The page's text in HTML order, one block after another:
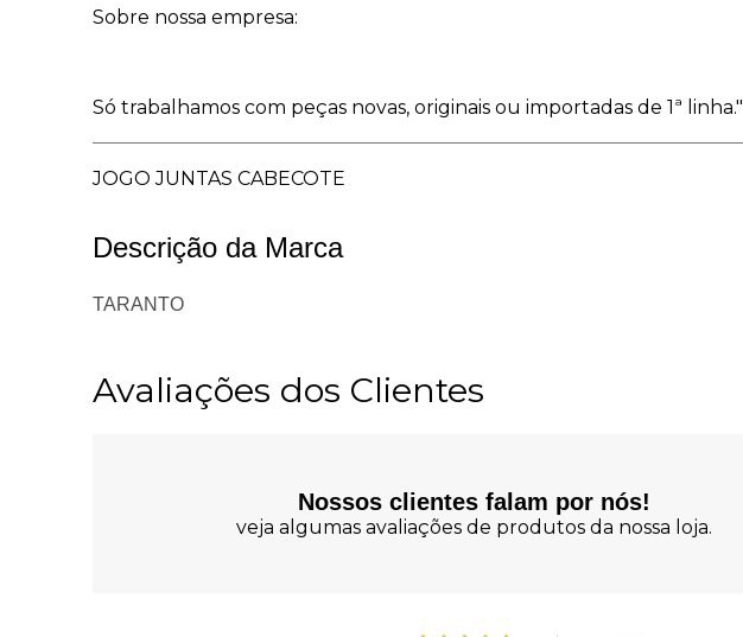
Sobre nossa empresa:
Só trabalhamos com peças novas, originais ou importadas de 1ª linha."
JOGO JUNTAS CABECOTE
Descrição da Marca
TARANTO
Avaliações dos Clientes
Nossos clientes falam por nós!
veja algumas avaliações de produtos da nossa loja.